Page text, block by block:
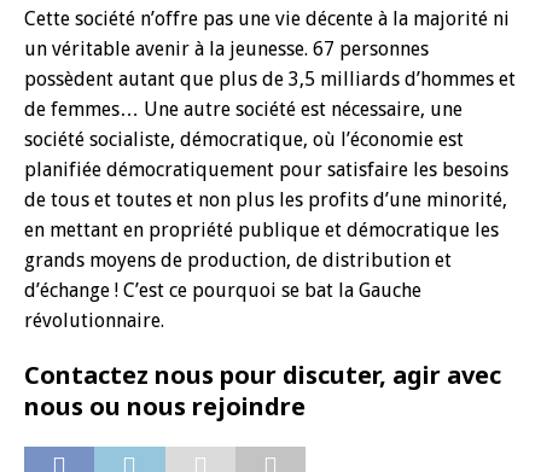
Cette société n’offre pas une vie décente à la majorité ni
un véritable avenir à la jeunesse. 67 personnes
possèdent autant que plus de 3,5 milliards d’hommes et
de femmes… Une autre société est nécessaire, une
société socialiste, démocratique, où l’économie est
planifiée démocratiquement pour satisfaire les besoins
de tous et toutes et non plus les profits d’une minorité,
en mettant en propriété publique et démocratique les
grands moyens de production, de distribution et
d’échange ! C’est ce pourquoi se bat la Gauche
révolutionnaire.
Contactez nous pour discuter, agir avec
nous ou nous rejoindre